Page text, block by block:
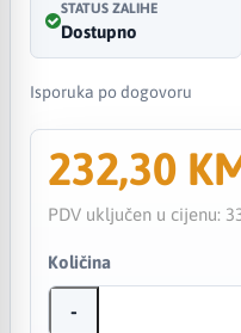
STATUS ZALIHE
Dostupno
Isporuka po dogovoru
232,30
PDV uključen u cijenu:
Količina
-